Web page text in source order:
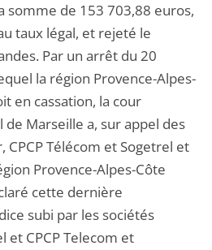
somme de 153 703,88 euros,
taux légal, et rejeté le
Par un arrêt du 20
la région Provence-Alpes-
en cassation, la cour
de Marseille a, sur appel des
CPCP Télécom et Sogetrel et
Provence-Alpes-Côte
cette dernière
subi par les sociétés
et CPCP Telecom et